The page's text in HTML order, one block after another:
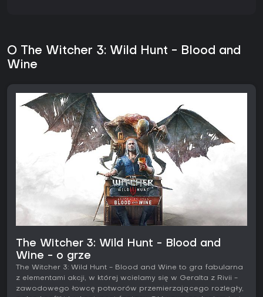
O The Witcher 3: Wild Hunt - Blood and
Wine
The Witcher 3: Wild Hunt - Blood and
Wine - o grze
The Witcher 3: Wild Hunt - Blood and Wine to gra fabularna
z elementami akcji, w której wcielamy się w Geralta z Rivii -
zawodowego łowcę potworów przemierzającego rozległy,